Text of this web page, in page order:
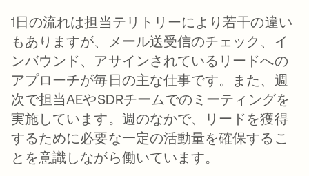
1日の流れは担当テリトリーにより若干の違い
もありますが、メール送受信のチェック、イ
ンバウンド、アサインされているリードへの
アプローチが毎日の主な仕事です。また、週
次で担当AEやSDRチームでのミーティングを
実施しています。週のなかで、リードを獲得
するために必要な一定の活動量を確保するこ
とを意識しながら働いています。